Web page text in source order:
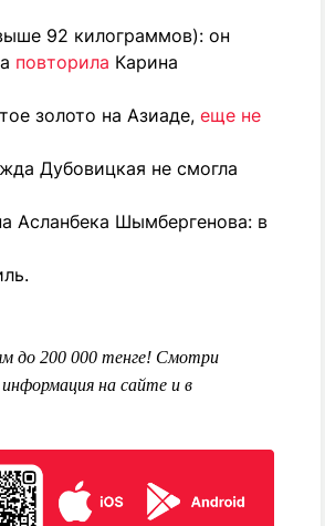
92 килограммов): он
повторила Карина
золото на Азиаде, еще не
Дубовицкая не смогла
Асланбека Шымбергенова: в
до 200 000 тенге! Смотри
на сайте и в